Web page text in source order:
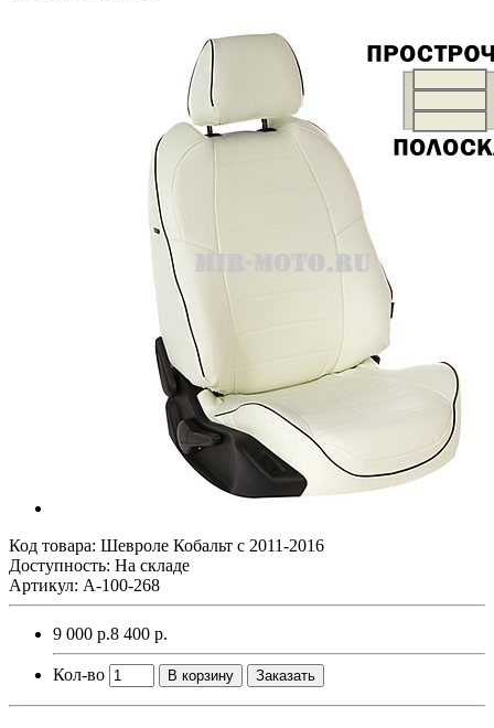
Код товара: Шевроле Кобальт с 2011-2016
Доступность: На складе
Артикул: A-100-268
9 000 р.8 400 р.
Кол-во В корзину Заказать